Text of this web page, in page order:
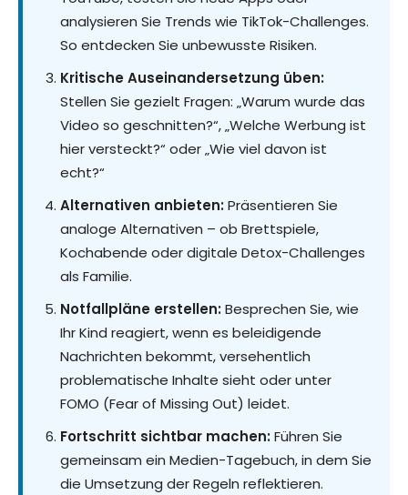
analysieren Sie Trends wie TikTok-Challenges.
So entdecken Sie unbewusste Risiken.
Kritische Auseinandersetzung üben:
Stellen Sie gezielt Fragen: „Warum wurde das
Video so geschnitten?“, „Welche Werbung ist
hier versteckt?“ oder „Wie viel davon ist
echt?“
Alternativen anbieten:Präsentieren Sie
analoge Alternativen – ob Brettspiele,
Kochabende oder digitale Detox-Challenges
als Familie.
Notfallpläne erstellen:Besprechen Sie, wie
Ihr Kind reagiert, wenn es beleidigende
Nachrichten bekommt, versehentlich
problematische Inhalte sieht oder unter
FOMO (Fear of Missing Out) leidet.
Fortschritt sichtbar machen:Führen Sie
gemeinsam ein Medien-Tagebuch, in dem Sie
die Umsetzung der Regeln reflektieren.